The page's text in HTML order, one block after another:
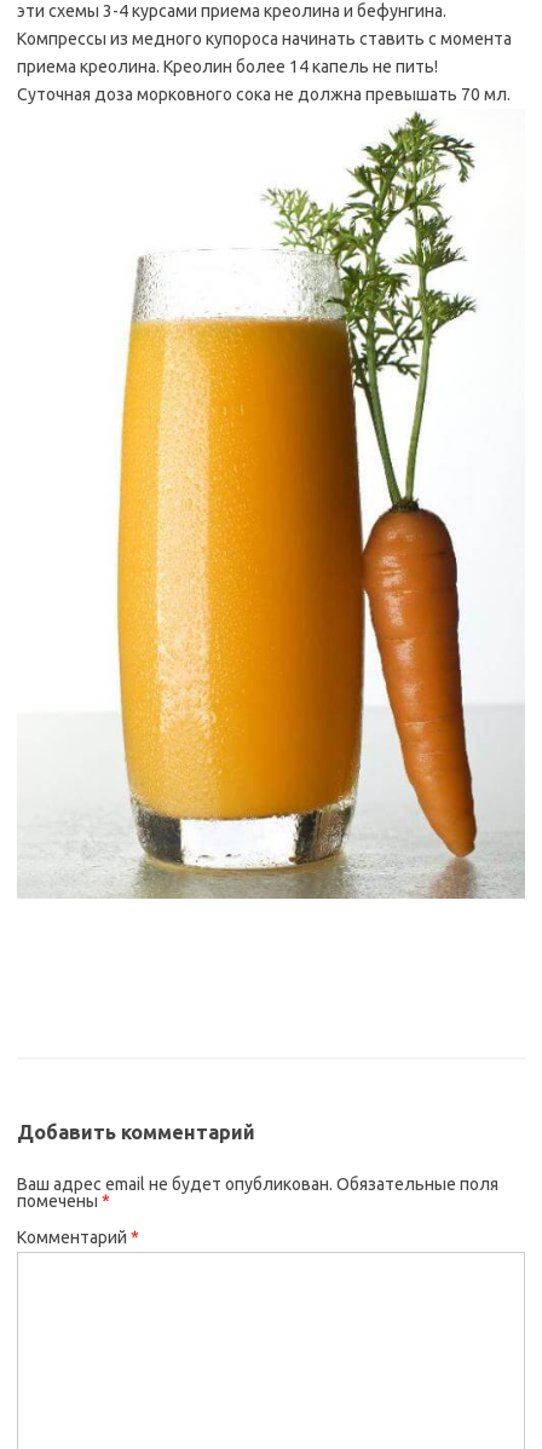
эти схемы 3-4 курсами приема креолина и бефунгина.
Компрессы из медного купороса начинать ставить с момента
приема креолина. Креолин более 14 капель не пить!
Суточная доза морковного сока не должна превышать 70 мл.
Добавить комментарий
Ваш адрес email не будет опубликован. Обязательные поля
помечены *
Комментарий *